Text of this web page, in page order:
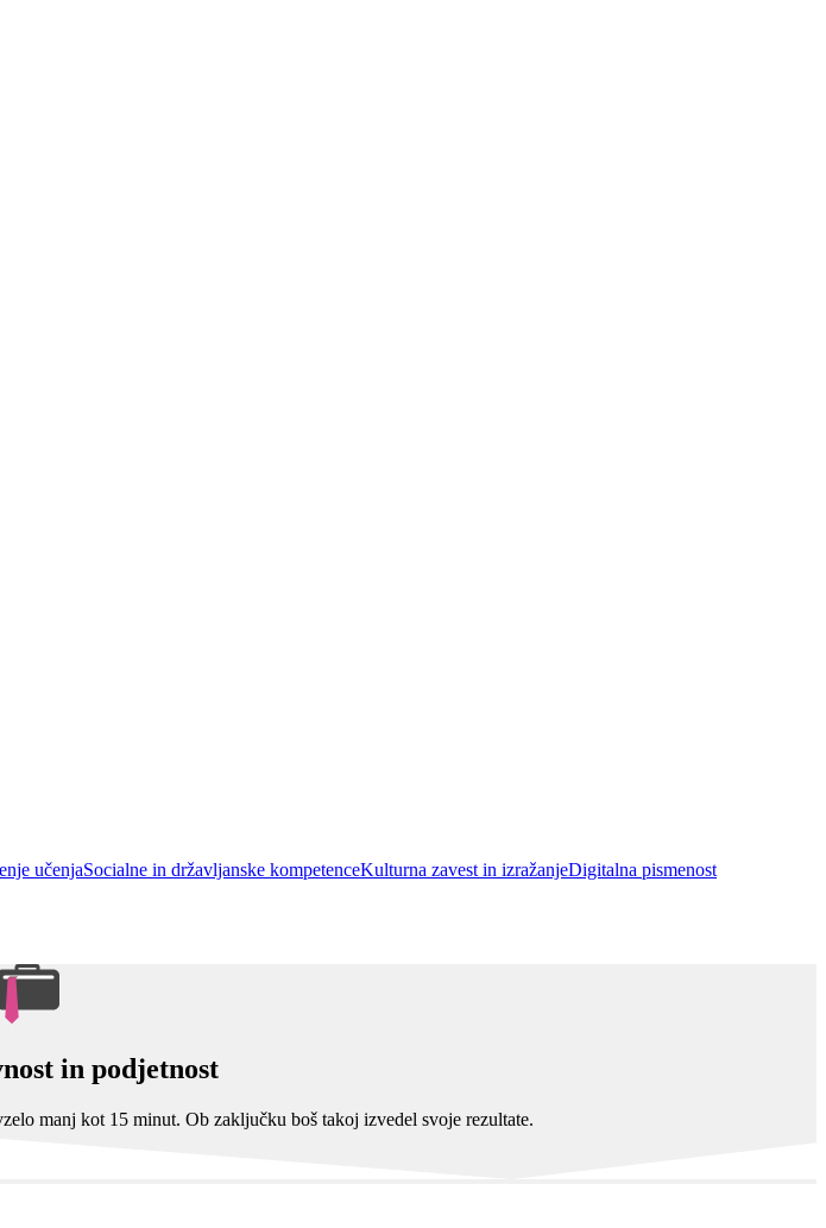
učenjaSocialne in državljanske kompetenceKulturna zavest in izražanjeDigitalna pismenost
in podjetnost
manj kot 15 minut. Ob zaključku boš takoj izvedel svoje rezultate.